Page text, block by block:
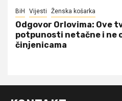
BiH Vijesti Ženska košarka
Odgovor Orlovima: ​Ove
potpunosti netačne i ne
činjenicama